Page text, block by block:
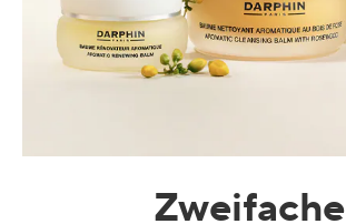
Zweifache